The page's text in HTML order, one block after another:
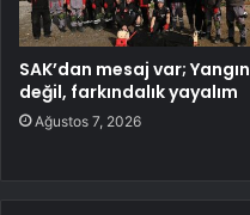
SAK’dan mesaj var; Yangın
değil, farkındalık yayalım
Ağustos 7, 2026